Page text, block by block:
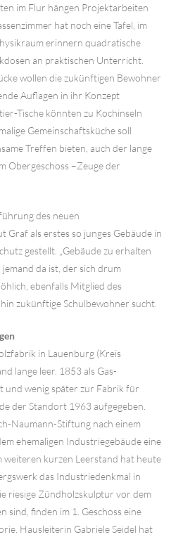
im Flur hängen Projektarbeiten
hat noch eine Tafel, im
erinnern quadratische
an praktischen Unterricht.
wollen die zukünftigen Bewohner
Auflagen in ihr Konzept
Tische könnten zu Kochinseln
Gemeinschaftsküche soll
Treffen bieten, auch der lange
Obergeschoss –Zeuge der
des neuen
Graf als erstes so junges Gebäude in
gestellt. „Gebäude zu erhalten
da ist, der sich drum
ebenfalls Mitglied des
zukünftige Schulbewohner sucht.
in Lauenburg (Kreis
lange leer. 1853 als Gas-
und wenig später zur Fabrik für
der Standort 1963 aufgegeben.
Naumann-Stiftung nach einem
ehemaligen Industriegebäude eine
weiteren kurzen Leerstand hat heute
das Industriedenkmal in
riesige Zündholzskulptur vor dem
sind, finden im 1. Geschoss eine
Hausleiterin Gabriele Seidel hat